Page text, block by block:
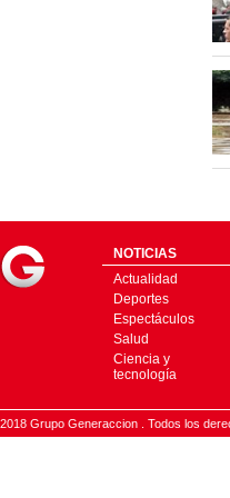
NOTICIAS
Actualidad
Deportes
Espectáculos
Salud
Ciencia y
tecnología
2018 Grupo Generaccion . Todos los